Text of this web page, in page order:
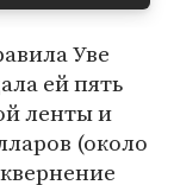
Уве
ей пять
ленты и
(около